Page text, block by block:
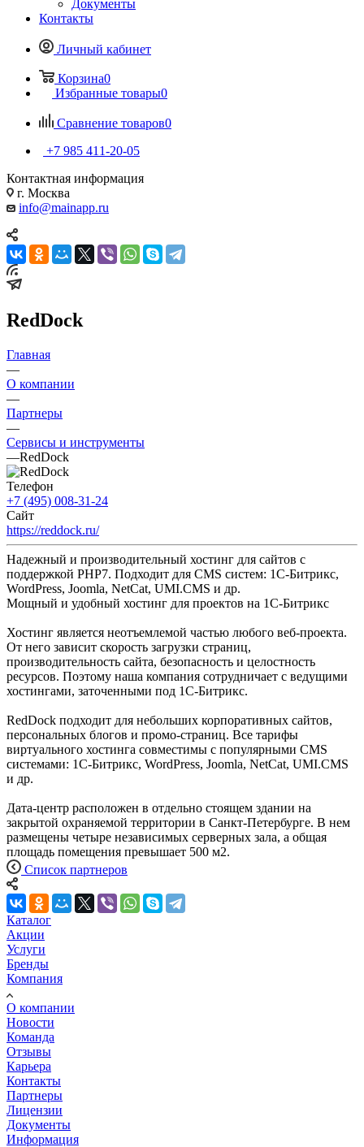
Документы
Контакты
Личный кабинет
Корзина0
Избранные товары0
Сравнение товаров0
+7 985 411-20-05
Контактная информация
г. Москва
info@mainapp.ru
RedDock
Главная
—
О компании
—
Партнеры
—
Сервисы и инструменты
—RedDock
Телефон
+7 (495) 008-31-24
Сайт
https://reddock.ru/
Надежный и производительный хостинг для сайтов с
поддержкой PHP7. Подходит для CMS систем: 1С-Битрикс,
WordPress, Joomla, NetCat, UMI.CMS и др.
Мощный и удобный хостинг для проектов на 1С-Битрикс
Хостинг является неотъемлемой частью любого веб-проекта.
От него зависит скорость загрузки страниц,
производительность сайта, безопасность и целостность
ресурсов. Поэтому наша компания сотрудничает с ведущими
хостингами, заточенными под 1С-Битрикс.
RedDock подходит для небольших корпоративных сайтов,
персональных блогов и промо-страниц. Все тарифы
виртуального хостинга совместимы с популярными CMS
системами: 1С-Битрикс, WordPress, Joomla, NetCat, UMI.CMS
и др.
Дата-центр расположен в отдельно стоящем здании на
закрытой охраняемой территории в Санкт-Петербурге. В нем
размещены четыре независимых серверных зала, а общая
площадь помещения превышает 500 м2.
Список партнеров
Каталог
Акции
Услуги
Бренды
Компания
О компании
Новости
Команда
Отзывы
Карьера
Контакты
Партнеры
Лицензии
Документы
Информация